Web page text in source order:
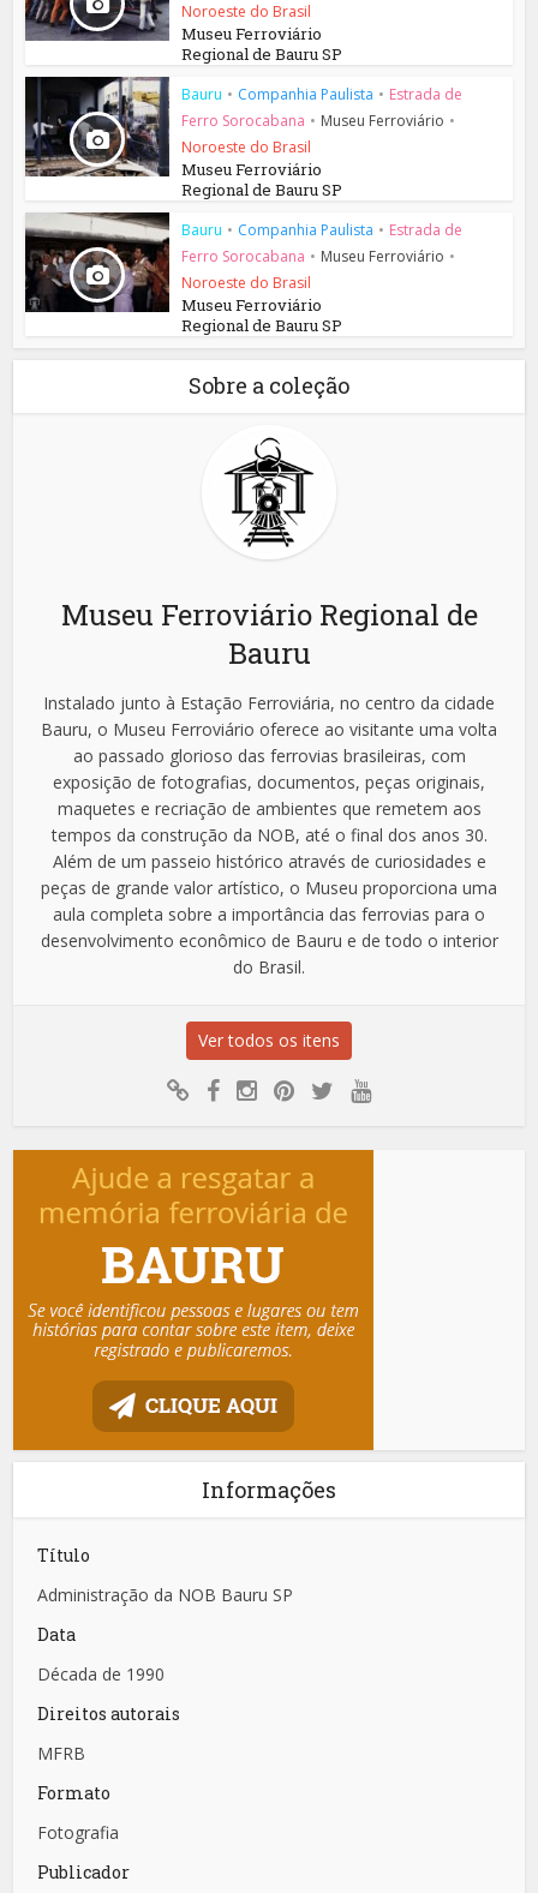
Noroeste do Brasil
Museu Ferroviário
Regional de Bauru SP
Bauru • Companhia Paulista • Estrada de
Ferro Sorocabana • Museu Ferroviário •
Noroeste do Brasil
Museu Ferroviário
Regional de Bauru SP
Bauru • Companhia Paulista • Estrada de
Ferro Sorocabana • Museu Ferroviário •
Noroeste do Brasil
Museu Ferroviário
Regional de Bauru SP
Sobre a coleção
Museu Ferroviário Regional de
Bauru
Instalado junto à Estação Ferroviária, no centro da cidade
Bauru, o Museu Ferroviário oferece ao visitante uma volta
ao passado glorioso das ferrovias brasileiras, com
exposição de fotografias, documentos, peças originais,
maquetes e recriação de ambientes que remetem aos
tempos da construção da NOB, até o final dos anos 30.
Além de um passeio histórico através de curiosidades e
peças de grande valor artístico, o Museu proporciona uma
aula completa sobre a importância das ferrovias para o
desenvolvimento econômico de Bauru e de todo o interior
do Brasil.
Ver todos os itens
Informações
Título
Administração da NOB Bauru SP
Data
Década de 1990
Direitos autorais
MFRB
Formato
Fotografia
Publicador